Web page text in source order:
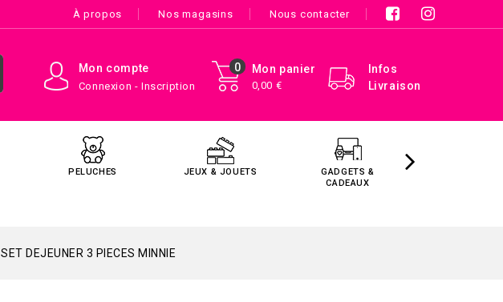
À propos Nos magasins Nous contacter
Infos
Livraison
Mon panier
0,00 €
0
Mon compte
Connexion - Inscription
PELUCHES JEUX & JOUETS
GADGETS &
CADEAUX
SET DEJEUNER 3 PIECES MINNIE